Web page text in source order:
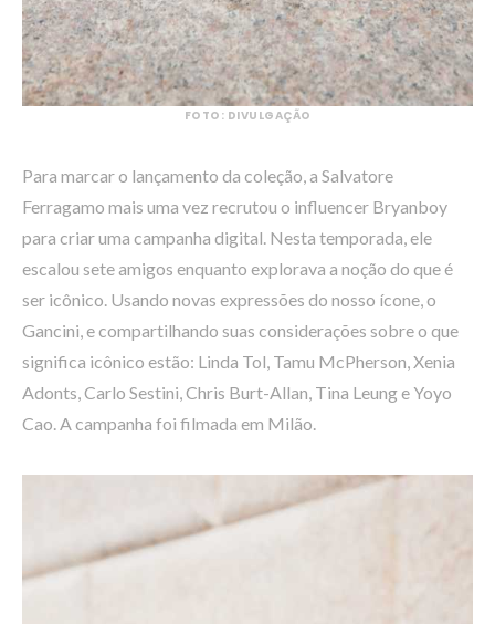
FOTO: DIVULGAÇÃO
Para marcar o lançamento da coleção, a Salvatore
Ferragamo mais uma vez recrutou o influencer Bryanboy
para criar uma campanha digital. Nesta temporada, ele
escalou sete amigos enquanto explorava a noção do que é
ser icônico. Usando novas expressões do nosso ícone, o
Gancini, e compartilhando suas considerações sobre o que
significa icônico estão: Linda Tol, Tamu McPherson, Xenia
Adonts, Carlo Sestini, Chris Burt-Allan, Tina Leung e Yoyo
Cao. A campanha foi filmada em Milão.